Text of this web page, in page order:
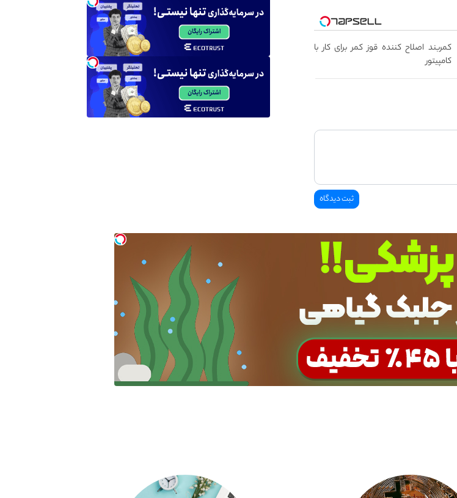
کمربند اصلاح کننده قوز کمر برای کار با
کامپیتور